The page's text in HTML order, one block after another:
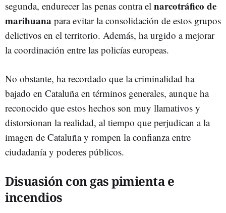
segunda, endurecer las penas contra el narcotráfico de
marihuana para evitar la consolidación de estos grupos
delictivos en el territorio. Además, ha urgido a mejorar
la coordinación entre las policías europeas.
No obstante, ha recordado que la criminalidad ha
bajado en Cataluña en términos generales, aunque ha
reconocido que estos hechos son muy llamativos y
distorsionan la realidad, al tiempo que perjudican a la
imagen de Cataluña y rompen la confianza entre
ciudadanía y poderes públicos.
Disuasión con gas pimienta e
incendios